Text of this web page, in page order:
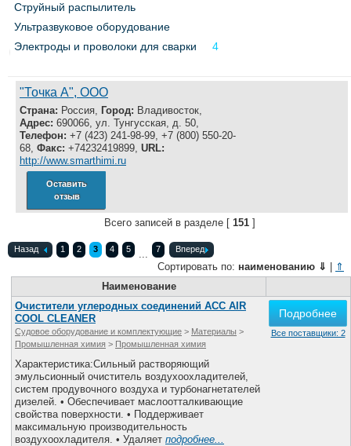
Струйный распылитель
Ультразвуковое оборудование
Электроды и проволоки для сварки
4
"Точка А", ООО
Страна: Россия, Город: Владивосток,
Адрес: 690066, ул. Тунгусская, д. 50,
Телефон: +7 (423) 241-98-99, +7 (800) 550-20-
68, Факс: +74232419899, URL:
http://www.smarthimi.ru
Оставить
отзыв
Всего записей в разделе [ 151 ]
Назад 1 2 3 4 5 ... 7 Вперед
Сортировать по: наименованию ⇓
⇑
Наименование
Очистители углеродных соединений ACC AIR
COOL CLEANER
Судовое оборудование и комплектующие > Материалы >
Промышленная химия > Промышленная химия
Характеристика:Сильный растворяющий
эмульсионный очиститель воздухоохладителей,
систем продувочного воздуха и турбонагнетателей
дизелей. • Обеспечивает маслоотталкивающие
свойства поверхности. • Поддерживает
максимальную производительность
воздухоохладителя. • Удаляет подробнее...
Подробнее
Все поставщики: 2